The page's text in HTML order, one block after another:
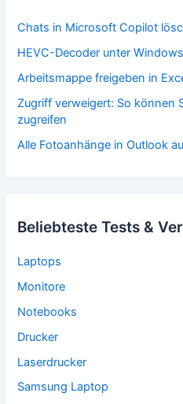
Chats in Microsoft Copilot
HEVC-Decoder unter
Arbeitsmappe freigeben in
Zugriff verweigert: So können
zugreifen
Alle Fotoanhänge in Outlook
Beliebteste Tests &
Laptops
Monitore
Notebooks
Drucker
Laserdrucker
Samsung Laptop